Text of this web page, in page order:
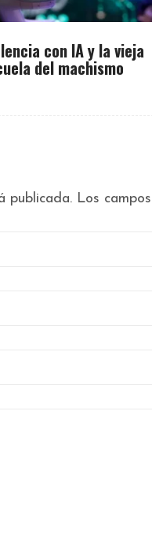
con IA y la vieja
del machismo
publicada. Los